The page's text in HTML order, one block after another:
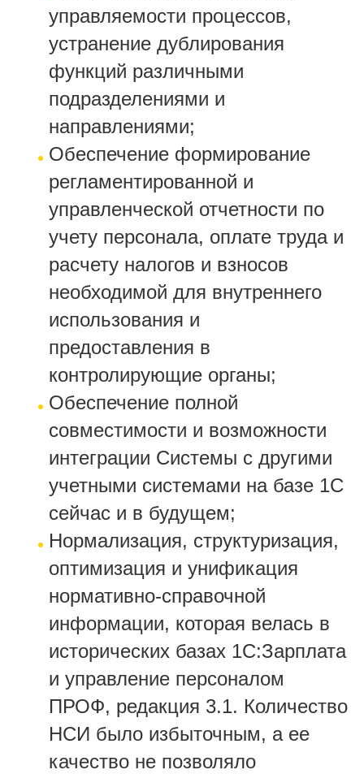
управляемости процессов,
устранение дублирования
функций различными
подразделениями и
направлениями;
Обеспечение формирование
регламентированной и
управленческой отчетности по
учету персонала, оплате труда и
расчету налогов и взносов
необходимой для внутреннего
использования и
предоставления в
контролирующие органы;
Обеспечение полной
совместимости и возможности
интеграции Системы с другими
учетными системами на базе 1С
сейчас и в будущем;
Нормализация, структуризация,
оптимизация и унификация
нормативно-справочной
информации, которая велась в
исторических базах 1С:Зарплата
и управление персоналом
ПРОФ, редакция 3.1. Количество
НСИ было избыточным, а ее
качество не позволяло